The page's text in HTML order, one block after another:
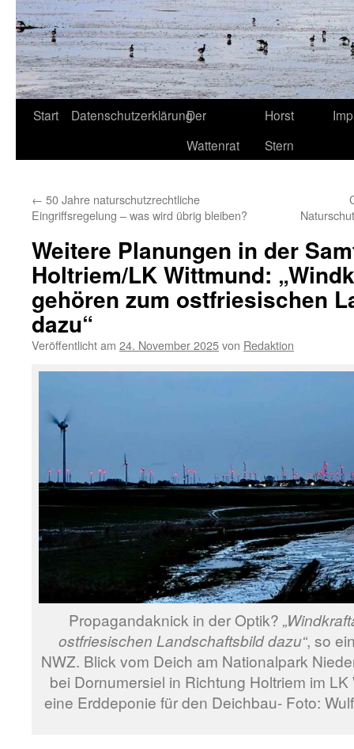
Start DatenschutzerklärungDer
Wattenrat
Horst
Stern
← 50 Jahre naturschutzrechtliche
Eingriffsregelung – was wird übrig bleiben?
Weitere Planungen in der
Holtriem/LK Wittmund:
gehören zum ostfriesischen
dazu“
Veröffentlicht am 24. November 2025von Redaktion
Propagandaknick in der Optik?
ostfriesischen Landschaftsbild dazu“, so
NWZ. Blick vom Deich am Nationalpark
bei Dornumersiel in Richtung Holtriem im
eine Erddeponie für den Deichbau- Foto: